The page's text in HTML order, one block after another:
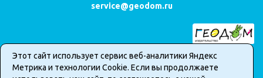
service@geodom.ru
Карта сайта
Этот сайт использует сервис веб-аналитики Яндекс
Метрика и технологии Cookie. Если вы продолжаете